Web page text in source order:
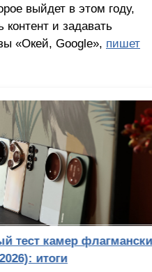
выйдет в этом году,
контент и задавать
«Окей, Google», пишет
флагманских